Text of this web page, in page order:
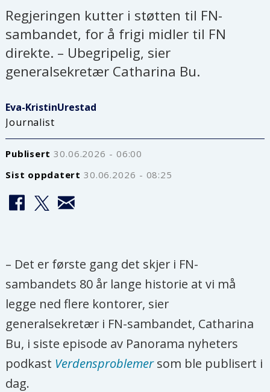
Regjeringen kutter i støtten til FN-
sambandet, for å frigi midler til FN
direkte. – Ubegripelig, sier
generalsekretær Catharina Bu.
Eva-KristinUrestad
Journalist
Publisert
30.06.2026 - 06:00
Sist oppdatert
30.06.2026 - 08:25
– Det er første gang det skjer i FN-
sambandets 80 år lange historie at vi må
legge ned flere kontorer, sier
generalsekretær i FN-sambandet, Catharina
Bu, i siste episode av Panorama nyheters
podkast Verdensproblemersom ble publisert i
dag.